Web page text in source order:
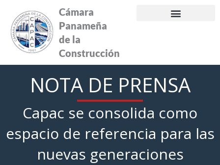
contenido
Cámara
Panameña
de la
Construcción
NOTA DE PRENSA
Capac se consolida como
espacio de referencia para las
nuevas generaciones